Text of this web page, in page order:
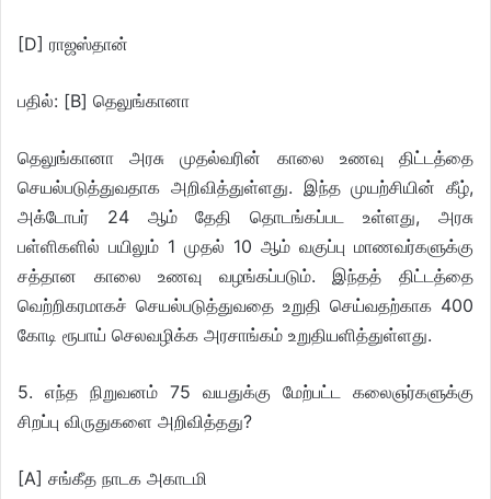
[D] ராஜஸ்தான்
பதில்: [B] தெலுங்கானா
தெலுங்கானா அரசு முதல்வரின் காலை உணவு திட்டத்தை
செயல்படுத்துவதாக அறிவித்துள்ளது. இந்த முயற்சியின் கீழ்,
அக்டோபர் 24 ஆம் தேதி தொடங்கப்பட உள்ளது, அரசு
பள்ளிகளில் பயிலும் 1 முதல் 10 ஆம் வகுப்பு மாணவர்களுக்கு
சத்தான காலை உணவு வழங்கப்படும். இந்தத் திட்டத்தை
வெற்றிகரமாகச் செயல்படுத்துவதை உறுதி செய்வதற்காக 400
கோடி ரூபாய் செலவழிக்க அரசாங்கம் உறுதியளித்துள்ளது.
5. எந்த நிறுவனம் 75 வயதுக்கு மேற்பட்ட கலைஞர்களுக்கு
சிறப்பு விருதுகளை அறிவித்தது?
[A] சங்கீத நாடக அகாடமி